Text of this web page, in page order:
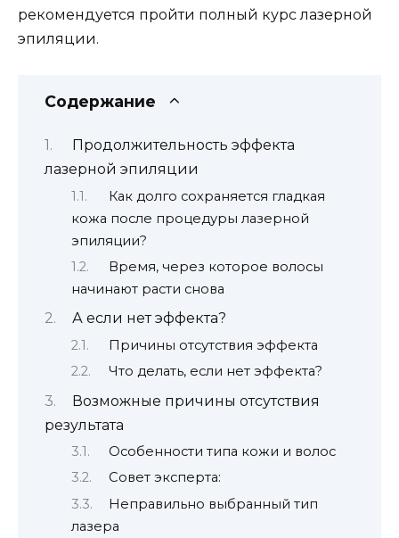
рекомендуется пройти полный курс лазерной
эпиляции.
Содержание
Продолжительность эффекта
лазерной эпиляции
Как долго сохраняется гладкая
кожа после процедуры лазерной
эпиляции?
Время, через которое волосы
начинают расти снова
А если нет эффекта?
Причины отсутствия эффекта
Что делать, если нет эффекта?
Возможные причины отсутствия
результата
Особенности типа кожи и волос
Совет эксперта:
Неправильно выбранный тип
лазера